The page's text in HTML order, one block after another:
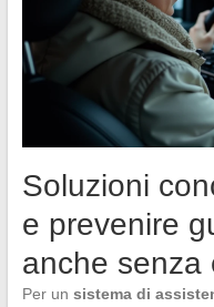
Soluzioni
e prevenire
anche senza
Per un sistema di